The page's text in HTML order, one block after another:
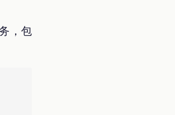
，包